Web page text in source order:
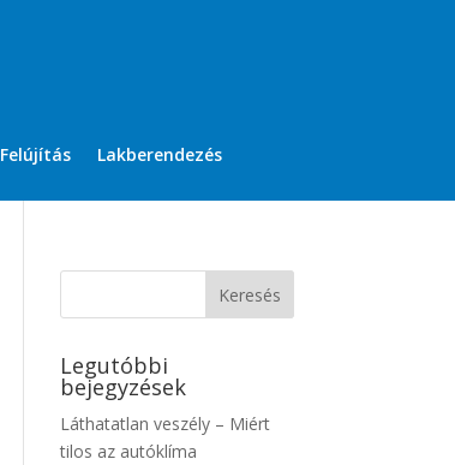
Felújítás Lakberendezés
Legutóbbi
bejegyzések
Láthatatlan veszély – Miért
tilos az autóklíma